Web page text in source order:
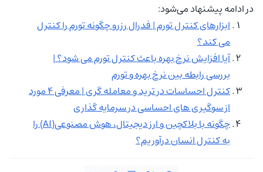
در ادامه پیشنهاد می‌شود:
ابزارهای کنترل تورم | فدرال رزرو چگونه تورم را کنترل
می کند؟
آیا افزایش نرخ بهره باعث کنترل تورم می شود؟ |
بررسی رابطه بین نرخ بهره و تورم
کنترل احساسات در ترید و معامله گری | معرفی 4 مورد
از سوگیری های احساسی در سرمایه گذاری
چگونه با بلاکچین و ارز دیجیتال، هوش مصنوعی(AI) را
به کنترل انسان درآوریم؟